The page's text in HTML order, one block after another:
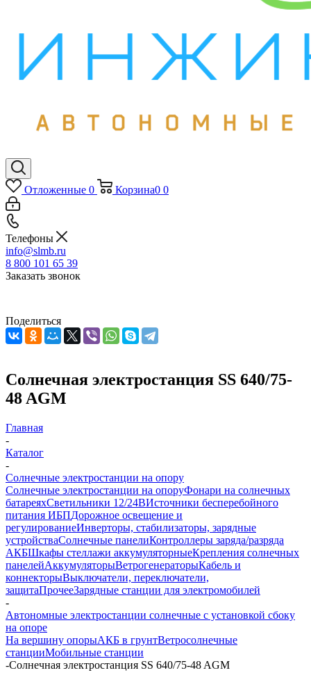
Отложенные 0 Корзина0 0
Телефоны
info@slmb.ru
8 800 101 65 39
Заказать звонок
Поделиться
Солнечная электростанция SS 640/75-
48 AGM
Главная
-
Каталог
-
Солнечные электростанции на опору
Солнечные электростанции на опоруФонари на солнечных
батареяхСветильники 12/24ВИсточники бесперебойного
питания ИБПДорожное освещение и
регулированиеИнверторы, стабилизаторы, зарядные
устройстваСолнечные панелиКонтроллеры заряда/разряда
АКБШкафы стеллажи аккумуляторныеКрепления солнечных
панелейАккумуляторыВетрогенераторыКабель и
коннекторыВыключатели, переключатели,
защитаПрочееЗарядные станции для электромобилей
-
Автономные электростанции солнечные с установкой сбоку
на опоре
На вершину опорыАКБ в грунтВетросолнечные
станцииМобильные станции
-Солнечная электростанция SS 640/75-48 AGM